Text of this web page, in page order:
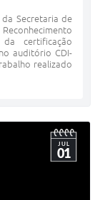
Secretaria de
certificação
auditório CDI-
realizado
JUL
01